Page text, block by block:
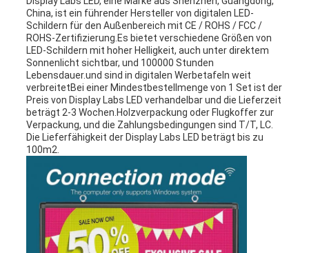
China, ist ein führender Hersteller von digitalen LED-
Schildern für den Außenbereich mit CE / ROHS / FCC /
ROHS-Zertifizierung.Es bietet verschiedene Größen von
LED-Schildern mit hoher Helligkeit, auch unter direktem
Sonnenlicht sichtbar, und 100000 Stunden
Lebensdauer.und sind in digitalen Werbetafeln weit
verbreitetBei einer Mindestbestellmenge von 1 Set ist der
Preis von Display Labs LED verhandelbar und die Lieferzeit
beträgt 2-3 Wochen.Holzverpackung oder Flugkoffer zur
Verpackung, und die Zahlungsbedingungen sind T/T, LC.
Die Lieferfähigkeit der Display Labs LED beträgt bis zu
100m2.